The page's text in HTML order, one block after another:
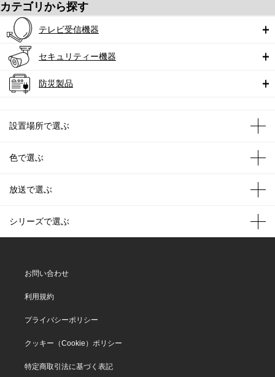
カテゴリから探す
テレビ受信機器
セキュリティー機器
防災製品
設置場所で選ぶ
色で選ぶ
放送で選ぶ
シリーズで選ぶ
お問い合わせ
利用規約
プライバシーポリシー
クッキー（Cookie）ポリシー
特定商取引法に基づく表記